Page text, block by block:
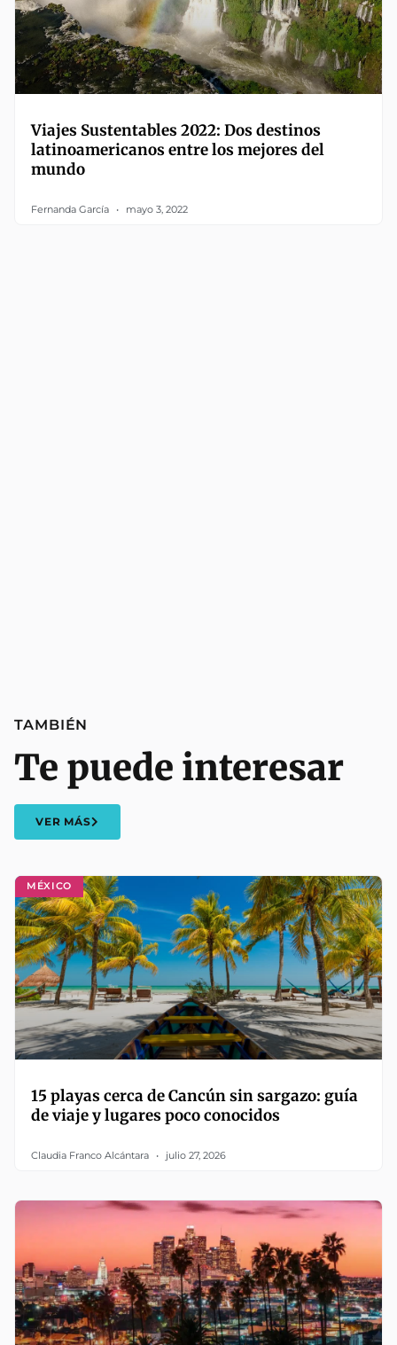
Viajes Sustentables 2022: Dos destinos
latinoamericanos entre los mejores del
mundo
Fernanda García mayo 3, 2022
MÉXICO
15 playas cerca de Cancún sin sargazo: guía
de viaje y lugares poco conocidos
Claudia Franco Alcántara julio 27, 2026
TAMBIÉN
Te puede interesar
VER MÁS